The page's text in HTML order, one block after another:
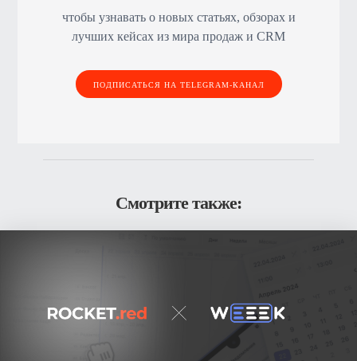
чтобы узнавать о новых статьях, обзорах и
лучших кейсах из мира продаж и CRM
ПОДПИСАТЬСЯ НА TELEGRAM-КАНАЛ
Смотрите также: